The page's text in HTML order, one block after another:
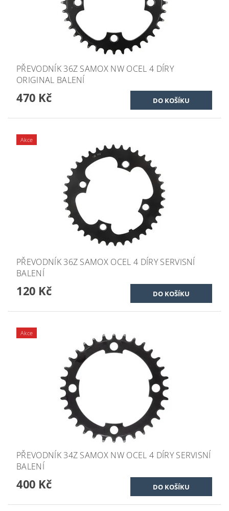
PŘEVODNÍK 36Z SAMOX NW OCEL 4 DÍRY
ORIGINAL BALENÍ
470 Kč
Akce
PŘEVODNÍK 36Z SAMOX OCEL 4 DÍRY SERVISNÍ
BALENÍ
120 Kč
Akce
PŘEVODNÍK 34Z SAMOX NW OCEL 4 DÍRY SERVISNÍ
BALENÍ
400 Kč